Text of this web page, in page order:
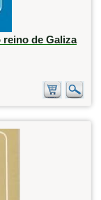
reino de Galiza